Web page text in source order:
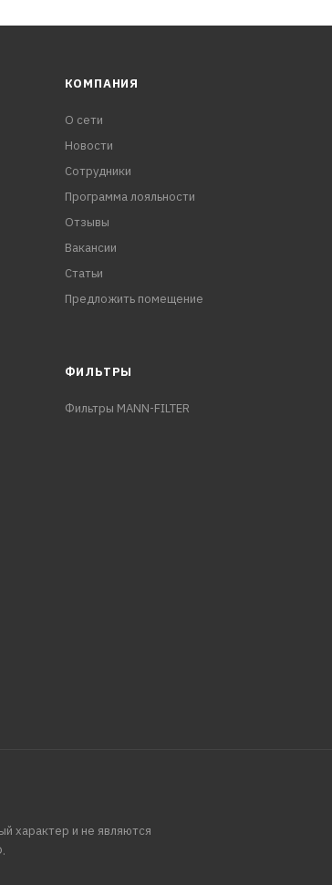
КОМПАНИЯ
О сети
Новости
Сотрудники
Программа лояльности
Отзывы
Вакансии
Статьи
Предложить помещение
ФИЛЬТРЫ
Фильтры MANN-FILTER
характер и не являются